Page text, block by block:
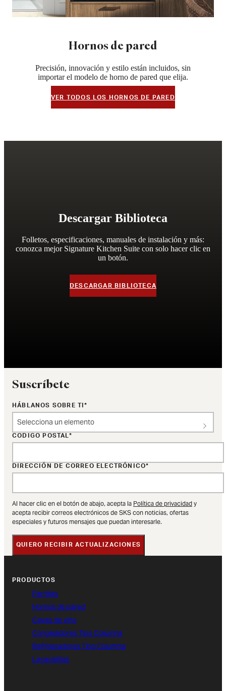
Hornos de pared
Precisión, innovación y estilo están incluidos, sin
importar el modelo de horno de pared que elija.
VER TODOS LOS HORNOS DE PARED
Descargar Biblioteca
Folletos, especificaciones, manuales de instalación y más:
conozca mejor Signature Kitchen Suite con solo hacer clic en
un botón.
DESCARGAR BIBLIOTECA
Suscríbete
HÁBLANOS SOBRE TI
Selecciona un elemento
CÓDIGO POSTAL
DIRECCIÓN DE CORREO ELECTRÓNICO
Al hacer clic en el botón de abajo, acepta la Política de privacidad y
acepta recibir correos electrónicos de SKS con noticias, ofertas
especiales y futuros mensajes que puedan interesarle.
QUIERO RECIBIR ACTUALIZACIONES
PRODUCTOS
Parrillas
Hornos de pared
Cavas de vino
Congeladores Tipo Columna
Refrigeradores Tipo Columna
Lavavajillas